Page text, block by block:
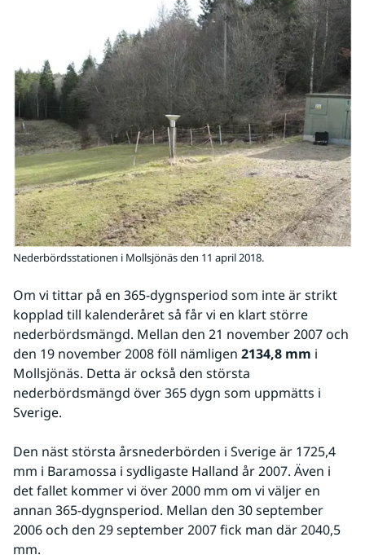
Nederbördsstationen i Mollsjönäs den 11 april 2018.
Om vi tittar på en 365-dygnsperiod som inte är strikt
kopplad till kalenderåret så får vi en klart större
nederbördsmängd. Mellan den 21 november 2007 och
den 19 november 2008 föll nämligen 2134,8 mm i
Mollsjönäs. Detta är också den största
nederbördsmängd över 365 dygn som uppmätts i
Sverige.
Den näst största årsnederbörden i Sverige är 1725,4
mm i Baramossa i sydligaste Halland år 2007. Även i
det fallet kommer vi över 2000 mm om vi väljer en
annan 365-dygnsperiod. Mellan den 30 september
2006 och den 29 september 2007 fick man där 2040,5
mm.